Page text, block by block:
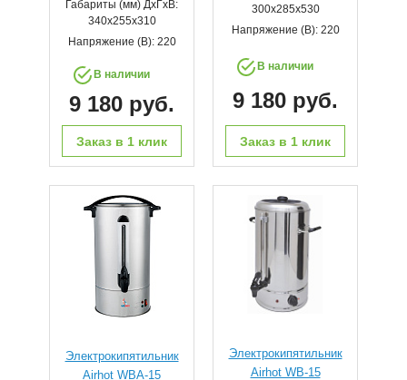
Габариты (мм) ДхГхВ:
340x255x310
Напряжение (В): 220
В наличии
9 180 руб.
Заказ в 1 клик
300x285x530
Напряжение (В): 220
В наличии
9 180 руб.
Заказ в 1 клик
Электрокипятильник
Airhot WBA-15
Электрокипятильник
Airhot WB-15